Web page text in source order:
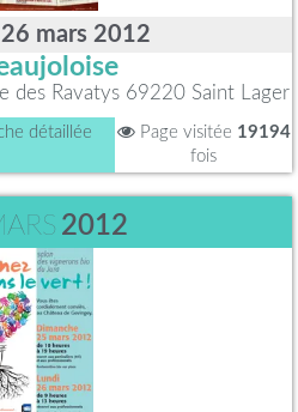
26 mars 2012
des Ravatys 69220 Saint Lager
détaillée Page visitée 19194
fois
2012